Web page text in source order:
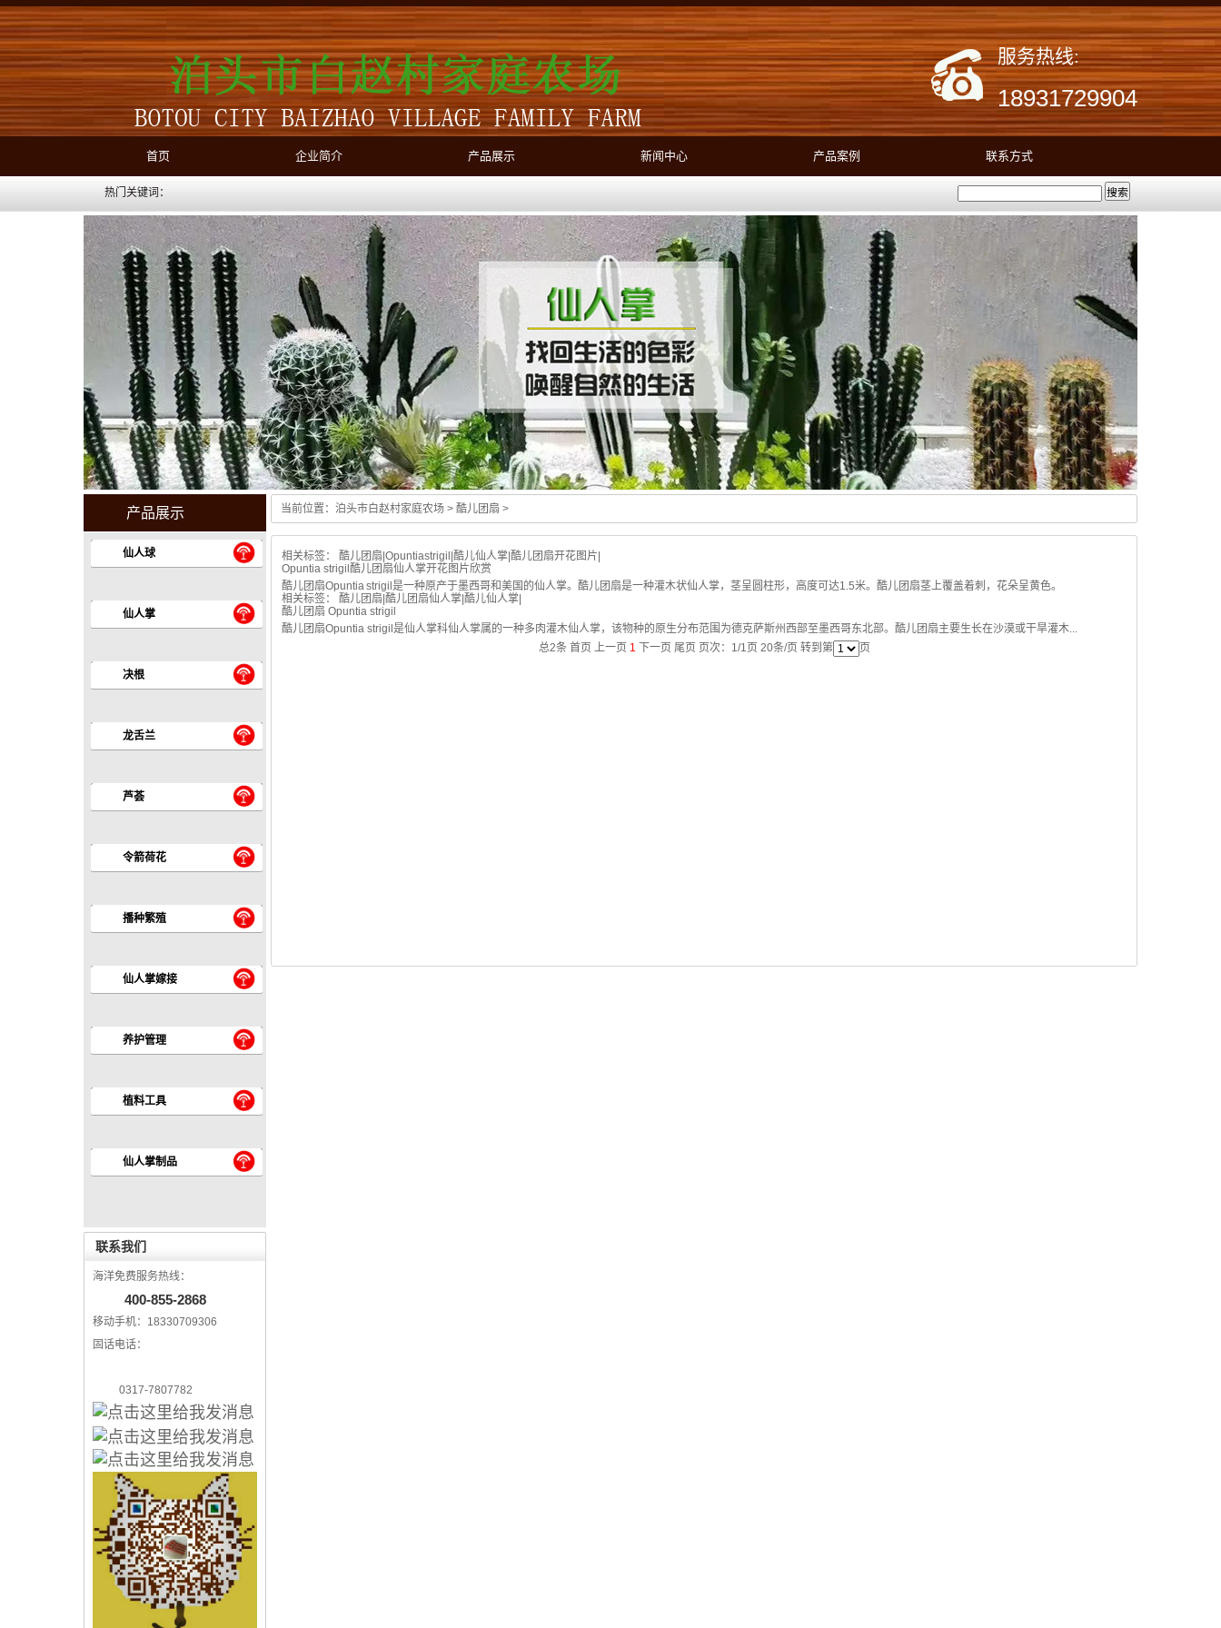
服务热线:
18931729904
首页 企业简介 产品展示 新闻中心 产品案例 联系方式
搜索
热门关键词：
产品展示
Guang hui stoves center
仙人球
仙人掌
决根
龙舌兰
芦荟
令箭荷花
播种繁殖
仙人掌嫁接
养护管理
植料工具
仙人掌制品
联系我们
海洋免费服务热线：
400-855-2868
移动手机：18330709306
固话电话：
0317-7807782
当前位置： 泊头市白赵村家庭农场 > 酷儿团扇 >
相关标签： 酷儿团扇 Opuntiastrigil 酷儿仙人掌 酷儿团扇开花图片
Opuntia strigil酷儿团扇仙人掌开花图片欣赏
酷儿团扇Opuntia strigil是一种原产于墨西哥和美国的仙人掌。酷儿团扇是一种灌木状仙人掌，茎呈圆柱形，高度可达1.5米。酷儿团扇茎上覆盖着刺，花朵呈黄色。
相关标签：
酷儿团扇 酷儿团扇仙人掌 酷儿仙人掌
酷儿团扇 Opuntia strigil
酷儿团扇Opuntia strigil是仙人掌科仙人掌属的一种多肉灌木仙人掌，该物种的原生分布范围为德克萨斯州西部至墨西哥东北部。酷儿团扇主要生长在沙漠或干旱灌木...
总2条 首页 上一页 1 下一页 尾页 页次：1/1页 20条/页 转到第 页